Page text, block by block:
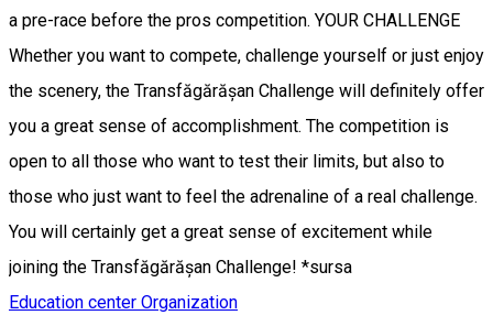
a pre-race before the pros competition. YOUR CHALLENGE
Whether you want to compete, challenge yourself or just enjoy
the scenery, the Transfăgărășan Challenge will definitely offer
you a great sense of accomplishment. The competition is
open to all those who want to test their limits, but also to
those who just want to feel the adrenaline of a real challenge.
You will certainly get a great sense of excitement while
joining the Transfăgărășan Challenge! *sursa
Education center Organization